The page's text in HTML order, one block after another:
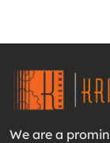
We are a